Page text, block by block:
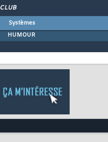
CLUB
Systèmes
HUMOUR